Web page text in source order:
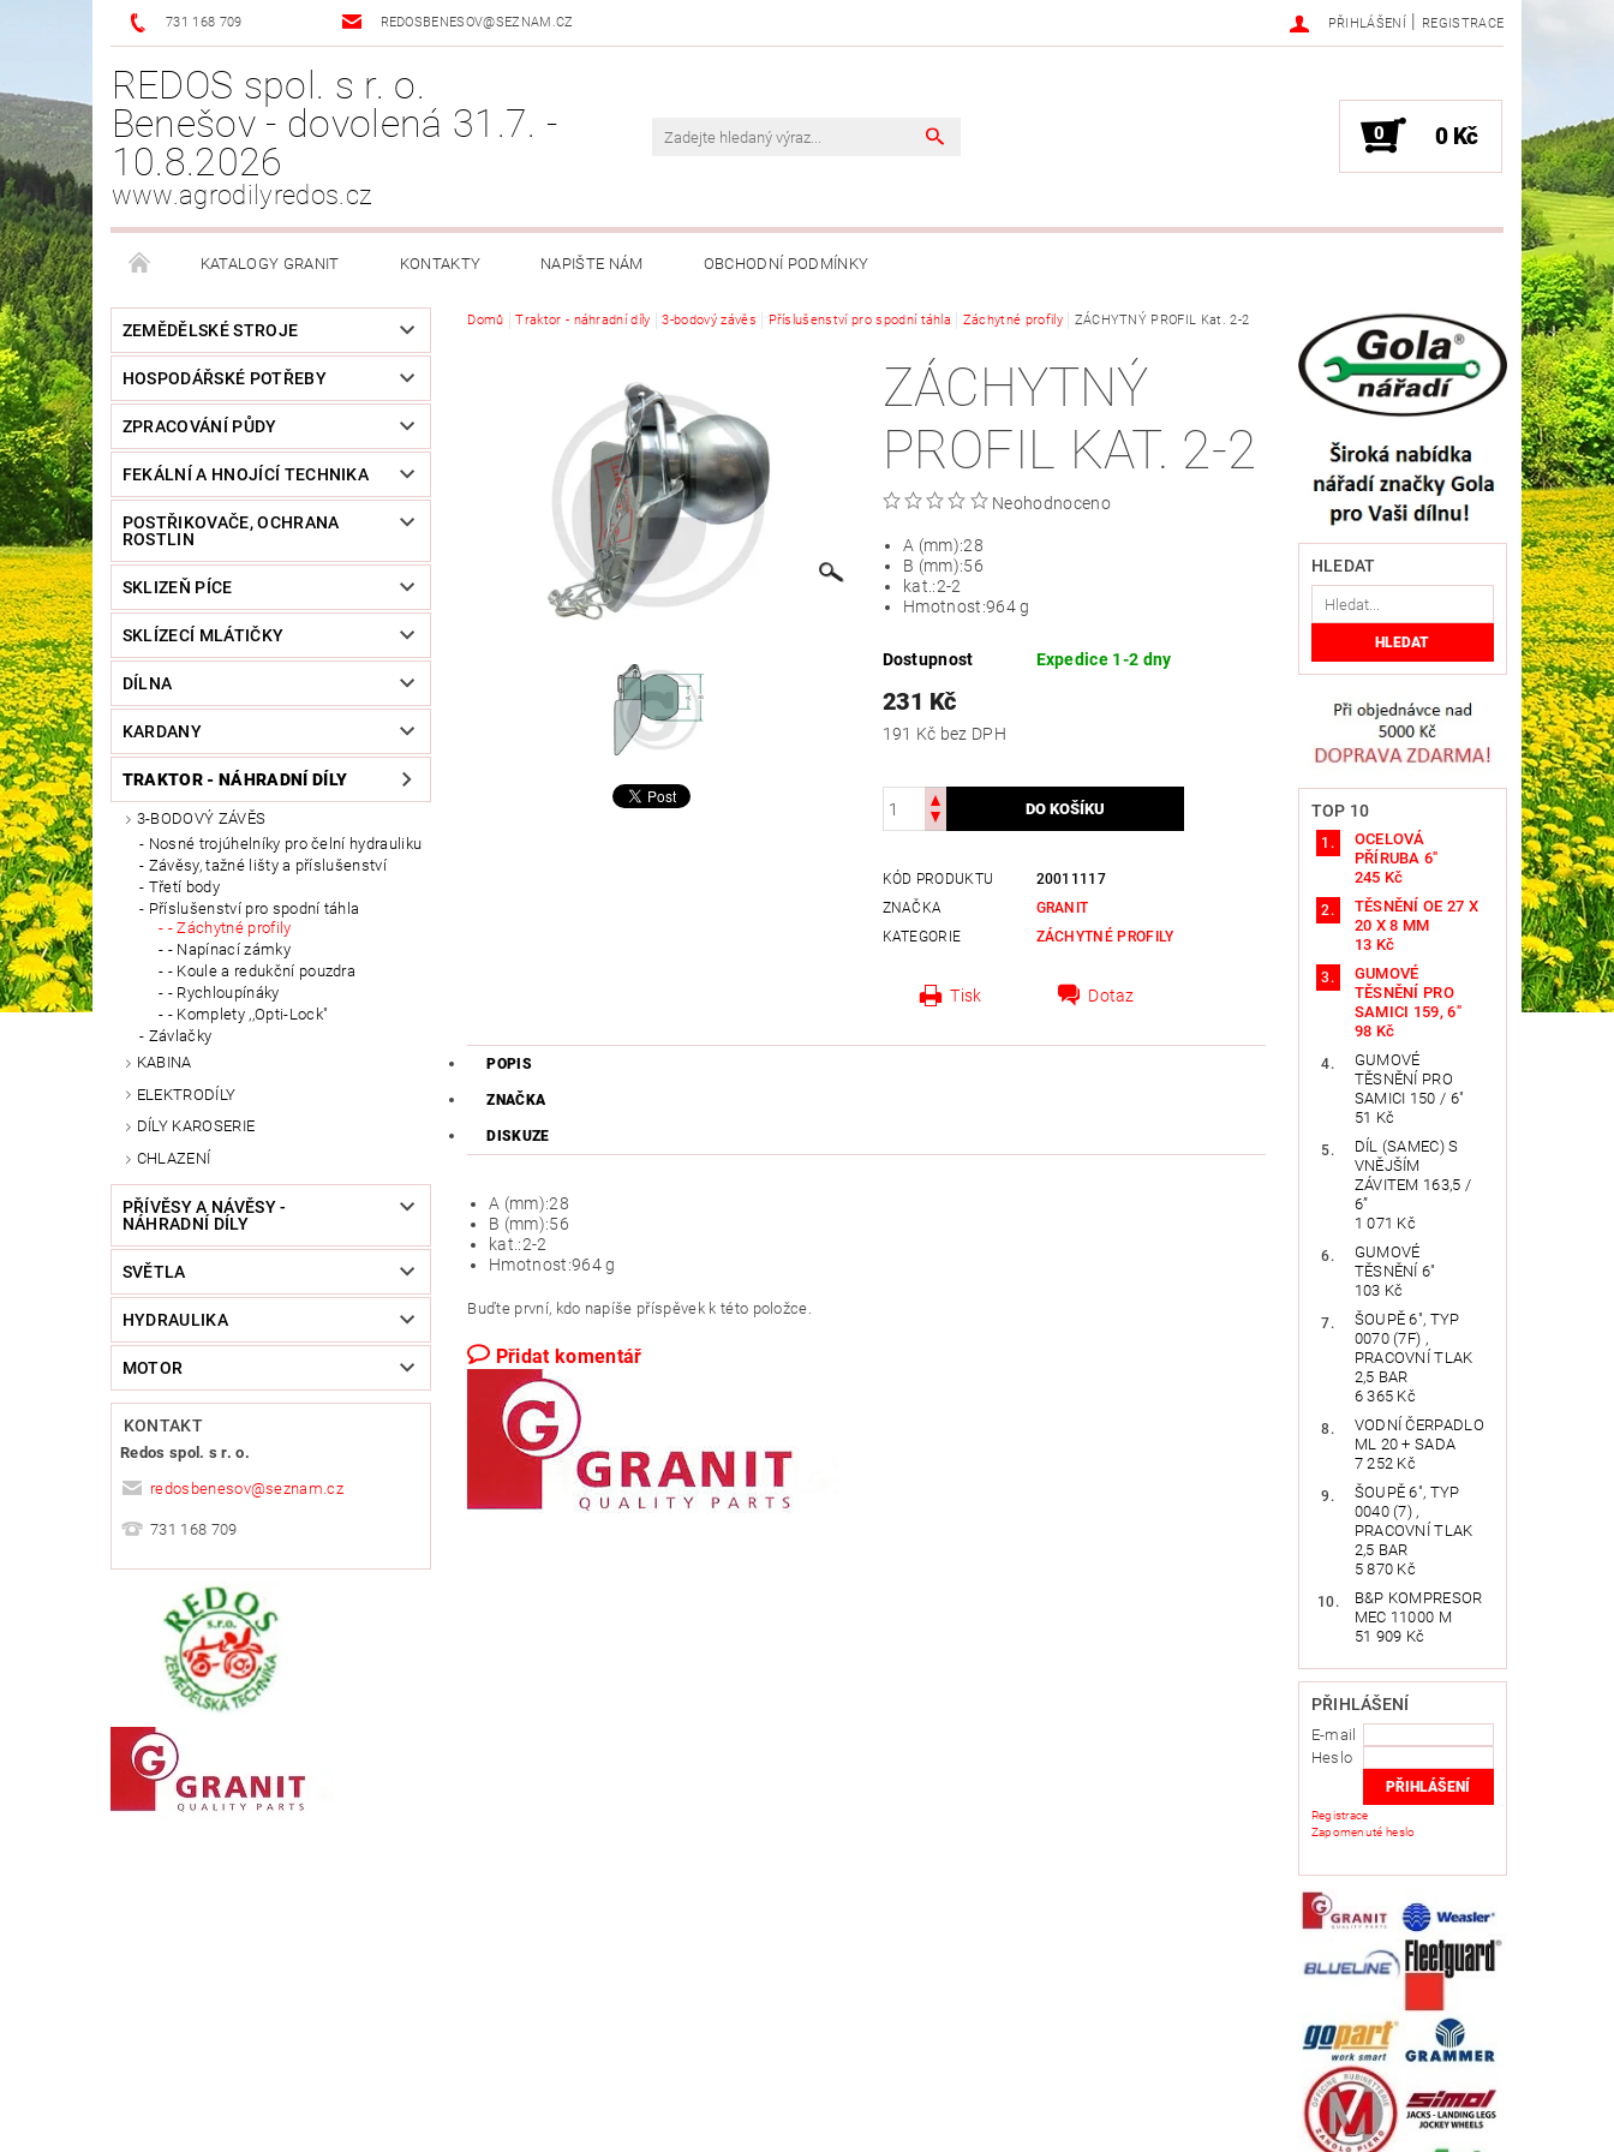
731 168 709 REDOSBENESOV@SEZNAM.CZ PŘIHLÁŠENÍ | REGISTRACE
REDOS spol. s r. o.
Benešov - dovolená 31.7. -
10.8.2026
www.agrodilyredos.cz
0 0 Kč
KATALOGY GRANIT KONTAKTY NAPIŠTE NÁM OBCHODNÍ PODMÍNKY
ZEMĚDĚLSKÉ STROJE
HOSPODÁŘSKÉ POTŘEBY
ZPRACOVÁNÍ PŮDY
FEKÁLNÍ A HNOJÍCÍ TECHNIKA
POSTŘIKOVAČE, OCHRANA
ROSTLIN
SKLIZEŇ PÍCE
SKLÍZECÍ MLÁTIČKY
DÍLNA
KARDANY
TRAKTOR - NÁHRADNÍ DÍLY
3-BODOVÝ ZÁVĚS
Nosné trojúhelníky pro čelní hydrauliku
Závěsy, tažné lišty a příslušenství
Třetí body
Příslušenství pro spodní táhla
- Záchytné profily
- Napínací zámky
- Koule a redukční pouzdra
- Rychloupínáky
- Komplety ,,Opti-Lock"
Závlačky
KABINA
ELEKTRODÍLY
DÍLY KAROSERIE
CHLAZENÍ
PŘÍVĚSY A NÁVĚSY -
NÁHRADNÍ DÍLY
SVĚTLA
HYDRAULIKA
MOTOR
KONTAKT
Redos spol. s r. o.
redosbenesov@seznam.cz
731 168 709
Domů Traktor - náhradní díly 3-bodový závěs Příslušenství pro spodní táhla Záchytné profily ZÁCHYTNÝ PROFIL Kat. 2-2
ZÁCHYTNÝ
PROFIL KAT. 2-2
Neohodnoceno
A (mm):28
B (mm):56
kat.:2-2
Hmotnost:964 g
Dostupnost Expedice 1-2 dny
231 Kč
191 Kč bez DPH
KÓD PRODUKTU
20011117
ZNAČKA
GRANIT
KATEGORIE
ZÁCHYTNÉ PROFILY
Tisk Dotaz
POPIS
ZNAČKA
DISKUZE
A (mm):28
B (mm):56
kat.:2-2
Hmotnost:964 g
Buďte první, kdo napíše příspěvek k této položce.
Přidat komentář
HLEDAT
TOP 10
OCELOVÁ
PŘÍRUBA 6"
245 Kč
TĚSNĚNÍ OE 27 X
20 X 8 MM
13 Kč
GUMOVÉ
TĚSNĚNÍ PRO
SAMICI 159, 6"
98 Kč
GUMOVÉ
TĚSNĚNÍ PRO
SAMICI 150 / 6"
51 Kč
DÍL (SAMEC) S
VNĚJŠÍM
ZÁVITEM 163,5 /
6”
1 071 Kč
GUMOVÉ
TĚSNĚNÍ 6"
103 Kč
ŠOUPĚ 6", TYP
0070 (7F) ,
PRACOVNÍ TLAK
2,5 BAR
6 365 Kč
VODNÍ ČERPADLO
ML 20 + SADA
7 252 Kč
ŠOUPĚ 6", TYP
0040 (7) ,
PRACOVNÍ TLAK
2,5 BAR
5 870 Kč
B&P KOMPRESOR
MEC 11000 M
51 909 Kč
PŘIHLÁŠENÍ
E-mail
Heslo
Registrace
Zapomenuté heslo